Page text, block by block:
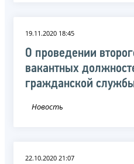
19.11.2020 18:45
О проведении
вакантных
гражданской
Новость
22.10.2020 21:07